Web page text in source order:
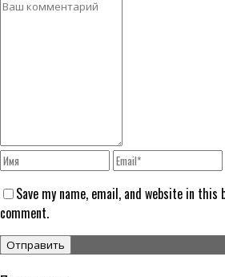
Save my name, email, and website in
comment.